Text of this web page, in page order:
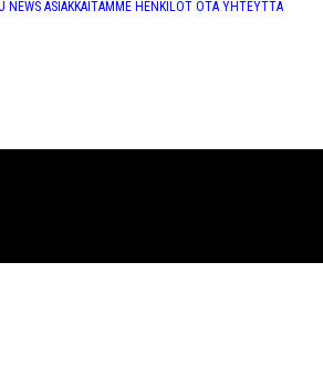
NEWS ASIAKKAITAMME HENKILÖT OTA YHTEYTTÄ